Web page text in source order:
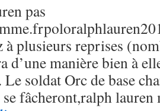
pas
plusieurs reprises
d’une manière bien à
Le soldat Orc de base
se fâcheront,ralph